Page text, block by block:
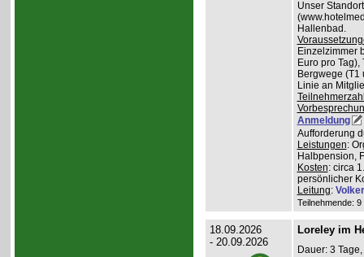
Unser
Hallenbad.
Einzelzimmer
Euro pro
Bergwege (T1
Linie an
Anmeldung
Aufforderung
Leistungen:
Halbpension,
Kosten: circa
persönlicher
Leitung:
Teilnehmende:
18.09.2026
- 20.09.2026
Loreley im
Dauer: 3